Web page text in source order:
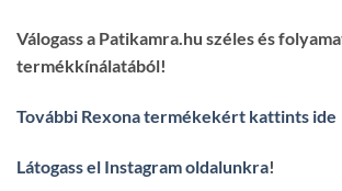
Válogass a Patikamra.hu széles és
termékkínálatából!
További Rexona termékekért kattints ide
Látogass el Instagram oldalunkra!